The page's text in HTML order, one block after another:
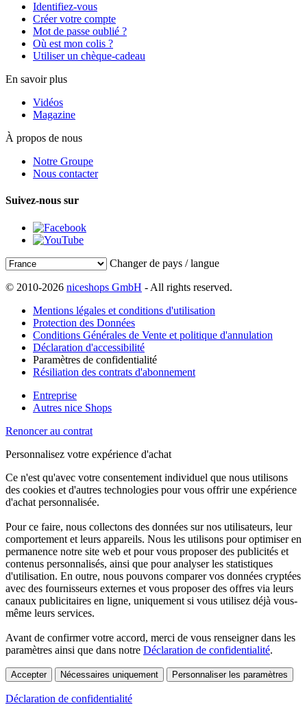
Identifiez-vous
Créer votre compte
Mot de passe oublié ?
Où est mon colis ?
Utiliser un chèque-cadeau
En savoir plus
Vidéos
Magazine
À propos de nous
Notre Groupe
Nous contacter
Suivez-nous sur
Changer de pays / langue
© 2010-2026 niceshops GmbH - All rights reserved.
Mentions légales et conditions d'utilisation
Protection des Données
Conditions Générales de Vente et politique d'annulation
Déclaration d'accessibilité
Paramètres de confidentialité
Résiliation des contrats d'abonnement
Entreprise
Autres nice Shops
Renoncer au contrat
Personnalisez votre expérience d'achat
Ce n'est qu'avec votre consentement individuel que nous utilisons
des cookies et d'autres technologies pour vous offrir une expérience
d'achat personnalisée.
Pour ce faire, nous collectons des données sur nos utilisateurs, leur
comportement et leurs appareils. Nous les utilisons pour optimiser en
permanence notre site web et pour vous proposer des publicités et
contenus personnalisés, ainsi que pour analyser les statistiques
d'utilisation. En outre, nous pouvons comparer vos données cryptées
avec des fournisseurs externes et vous proposer des offres via leurs
canaux publicitaires en ligne, uniquement si vous utilisez déjà vous-
même leurs services.
Avant de confirmer votre accord, merci de vous renseigner dans les
paramètres ainsi que dans notre Déclaration de confidentialité.
Accepter Nécessaires uniquement Personnaliser les paramètres
Déclaration de confidentialité